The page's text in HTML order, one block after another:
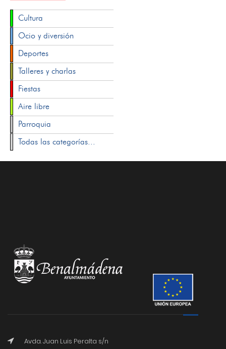
Cultura
Ocio y diversión
Deportes
Talleres y charlas
Fiestas
Aire libre
Parroquia
Todas las categorías...
Avda. Juan Luis Peralta s/n